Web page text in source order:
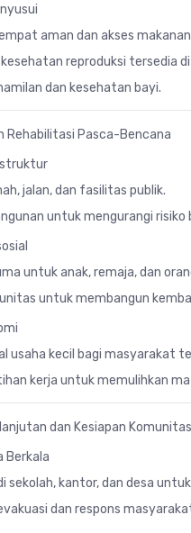
aman dan akses
reproduksi tersedia di
dan kesehatan bayi.
Rehabilitasi Pasca-Bencana
jalan, dan fasilitas publik.
untuk mengurangi
untuk anak, remaja, dan
untuk membangun
usaha kecil bagi masyarakat
kerja untuk memulihkan
dan Kesiapan Komunitas
Berkala
sekolah, kantor, dan desa
dan respons